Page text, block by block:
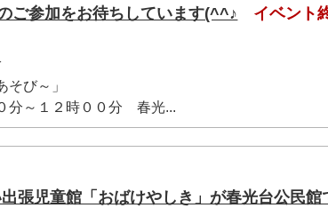
ご参加をお待ちしています(^^♪
イベント
そび～」
分～１２時００分 春光...
張児童館「おばけやしき」が春光台公民館